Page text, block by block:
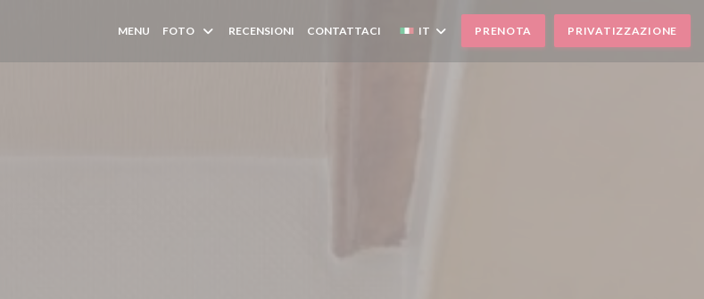
MENU FOTO RECENSIONI CONTATTACI IT PRENOTA PRIVATIZZAZIONE